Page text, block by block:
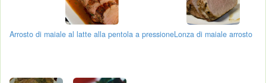
Arrosto di maiale al latte alla pentola a pressioneLonza di maiale arrosto